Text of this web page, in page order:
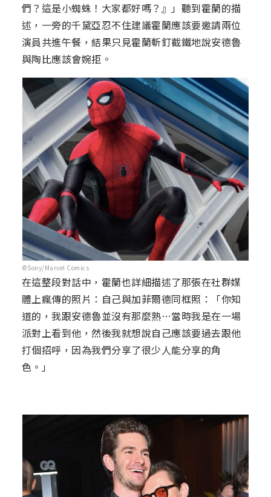
們？這是小蜘蛛！大家都好嗎？』」聽到霍蘭的描
述，一旁的千黛亞忍不住建議霍蘭應該要邀請兩位
演員共進午餐，結果只見霍蘭斬釘截鐵地說安德魯
與陶比應該會婉拒。
©Sony/Marvel Comics
在這整段對話中，霍蘭也詳細描述了那張在社群媒
體上瘋傳的照片：自己與加菲爾德同框照：「你知
道的，我跟安德魯並沒有那麼熟⋯當時我是在一場
派對上看到他，然後我就想說自己應該要過去跟他
打個招呼，因為我們分享了很少人能分享的角
色。」